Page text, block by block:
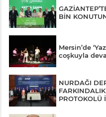
BİN
Mersin’de
coşkuyla
NURDAĞI
PROTOKOLÜ